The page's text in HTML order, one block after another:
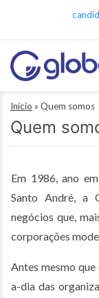
conteúdo
Global
Empregos
Início » Quem somos
Quem
Em 1986, ano
Santo André, a
negócios que,
corporações
Antes mesmo
a-dia das